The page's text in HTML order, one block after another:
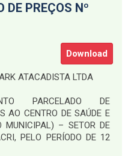
DE PREÇOS Nº
Download
ATACADISTA LTDA
PARCELADO DE
AO CENTRO DE SAÚDE E
MUNICIPAL) – SETOR DE
PELO PERÍODO DE 12